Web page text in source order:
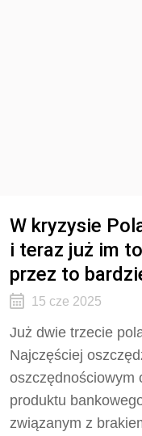
W kryzysie
i teraz już im
przez to
15 cze 2025
Już dwie trzecie
Najczęściej
oszczędnościowym
produktu
związanym z